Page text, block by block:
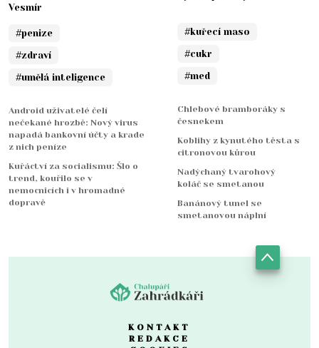
Vesmír
#penize
#zdraví
#umělá inteligence
Android uživatelé čelí
nečekané hrozbě: Nový virus
napadá bankovní účty a krade
z nich peníze
Kuřáctví za socialismu: Šlo o
trend, kouřilo se v
nemocnicích i v hromadné
dopravě
#kuřecí maso
#cukr
#med
Chlebové bramboráky s
česnekem
Koblihy z kynutého těsta s
citronovou kůrou
Nadýchaný tvarohový
koláč se smetanou
Banánový tunel se
smetanovou náplní
KONTAKT
REDAKCE